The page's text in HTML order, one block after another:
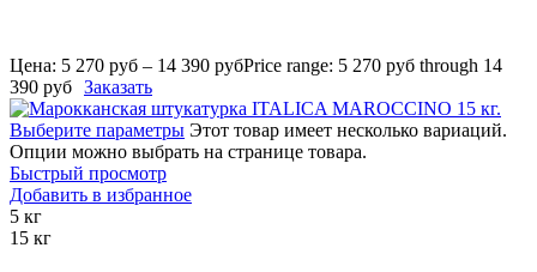
Цена: 5 270 руб – 14 390 рубPrice range: 5 270 руб through 14
390 руб Заказать
Выберите параметры Этот товар имеет несколько вариаций.
Опции можно выбрать на странице товара.
Быстрый просмотр
Добавить в избранное
5 кг
15 кг